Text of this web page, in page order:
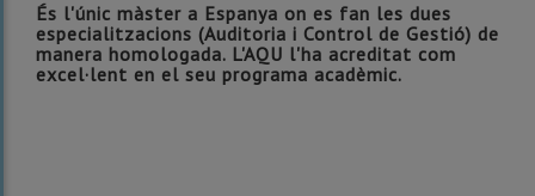
És l'únic màster a Espanya on es fan les dues
especialitzacions (Auditoria i Control de Gestió) de
manera homologada. L'AQU l'ha acreditat com
excel·lent en el seu programa acadèmic.